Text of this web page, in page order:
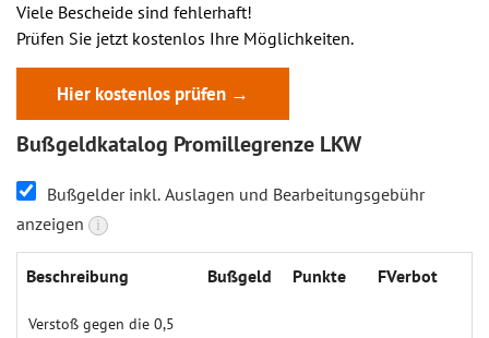
Viele Bescheide sind fehlerhaft!
Prüfen Sie jetzt kostenlos Ihre Möglichkeiten.
Hier kostenlos prüfen →
Bußgeldkatalog Promillegrenze LKW
Bußgelder inkl. Auslagen und Bearbeitungsgebühr
anzeigen
i
Beschrei­bung Buß­geld Punk­te FVerbot
Verstoß gegen die 0,5